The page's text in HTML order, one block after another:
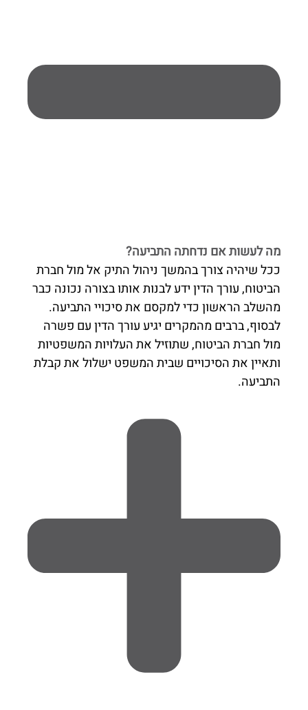
מה לעשות אם נדחתה התביעה?
ככל שיהיה צורך בהמשך ניהול התיק אל מול חברת
הביטוח, עורך הדין ידע לבנות אותו בצורה נכונה כבר
מהשלב הראשון כדי למקסם את סיכויי התביעה.
לבסוף, ברבים מהמקרים יגיע עורך הדין עם פשרה
מול חברת הביטוח, שתוזיל את העלויות המשפטיות
ותאיין את הסיכויים שבית המשפט ישלול את קבלת
התביעה.